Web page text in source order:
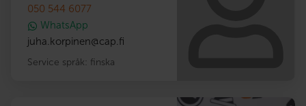
050 544 6077
WhatsApp
juha.korpinen@cap.fi
Service språk: finska